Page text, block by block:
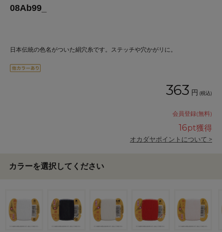
08Ab99_
日本伝統の色名がついた絹穴糸です。ステッチや穴かがリに。
363 円 (税込)
会員登録(無料)
16pt獲得
オカダヤポイントについて >
カラーを選択してください